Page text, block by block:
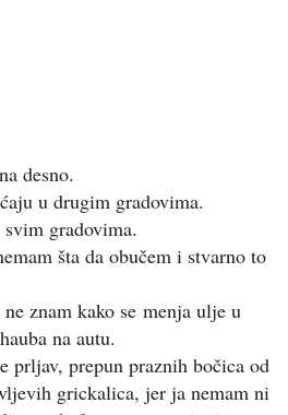
desno.
u drugim gradovima.
gradovima.
šta da obučem i stvarno to
znam kako se menja ulje u
na autu.
prljav, prepun praznih bočica od
grickalica, jer ja nemam ni